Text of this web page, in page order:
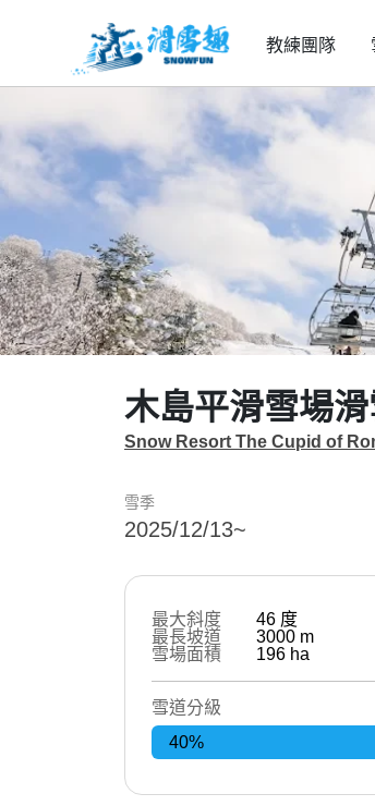
教練團隊
木島平滑雪場
Snow Resort The Cupid of
雪季
2025/12/13~
最大斜度 46 度
最長坡道
3000 m
雪場面積
196 ha
雪道分級
40%